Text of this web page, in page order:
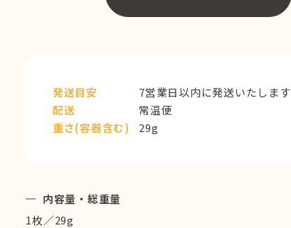
発送目安
7営業日以内に発送いたします
配送
常温便
重さ(容器含む)
29g
内容量・総重量
1枚／29g